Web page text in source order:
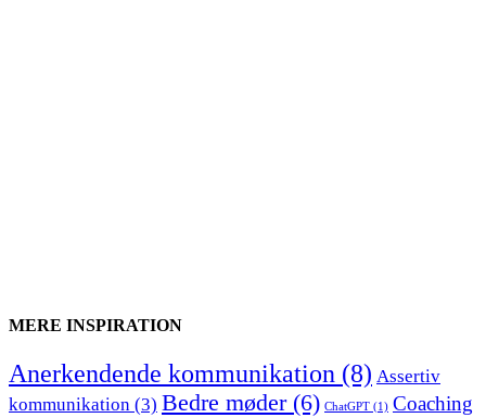
MERE INSPIRATION
Anerkendende kommunikation (8) Assertiv
kommunikation (3) Bedre møder(6) ChatGPT (1) Coaching